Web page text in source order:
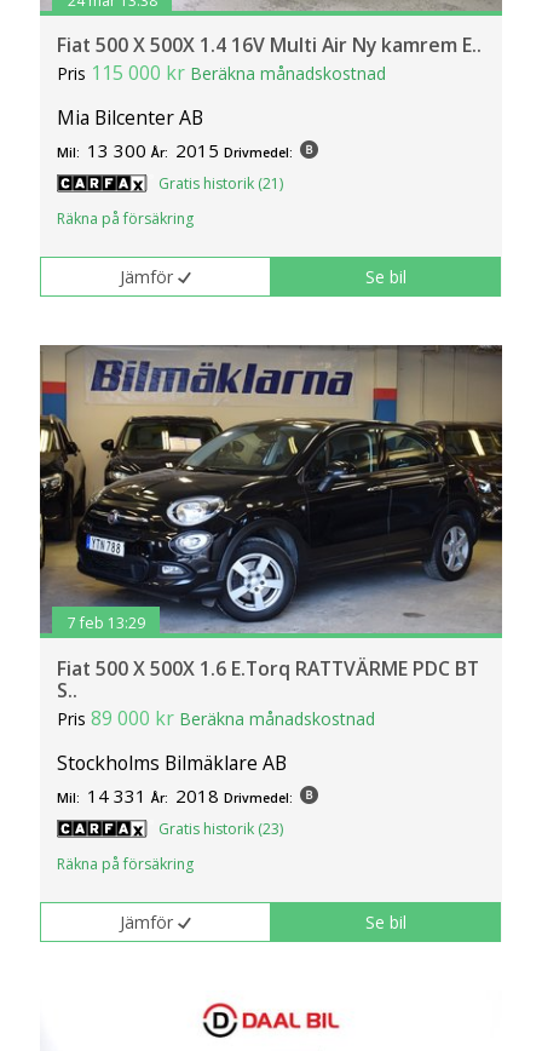
Fiat 500 X 500X 1.4 16V Multi Air Ny kamrem E..
Pris 115 000 kr Beräkna månadskostnad
Mia Bilcenter AB
Mil: 13 300 År: 2015 Drivmedel:
Gratis historik (21)
Räkna på försäkring
Jämför Se bil
7 feb 13:29
Fiat 500 X 500X 1.6 E.Torq RATTVÄRME PDC BT
S..
Pris89 000 kr Beräkna månadskostnad
Stockholms Bilmäklare AB
Mil: 14 331 År: 2018 Drivmedel:
Gratis historik (23)
Räkna på försäkring
Jämför Se bil